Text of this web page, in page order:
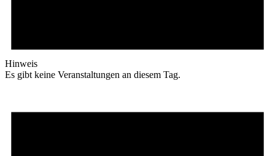
Hinweis
Es gibt keine Veranstaltungen an diesem Tag.